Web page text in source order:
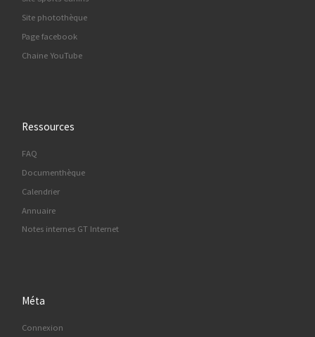
Site photothèque
Page facebook
Chaine YouTube
Ressources
FAQ
Documenthèque
Calendrier
Annuaire
Notes internes GT Internet
Méta
Connexion